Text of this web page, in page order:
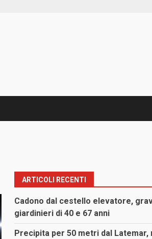
ARTICOLI RECENTI
Cadono dal cestello elevatore,
giardinieri di 40 e 67 anni
Precipita per 50 metri dal Latemar,